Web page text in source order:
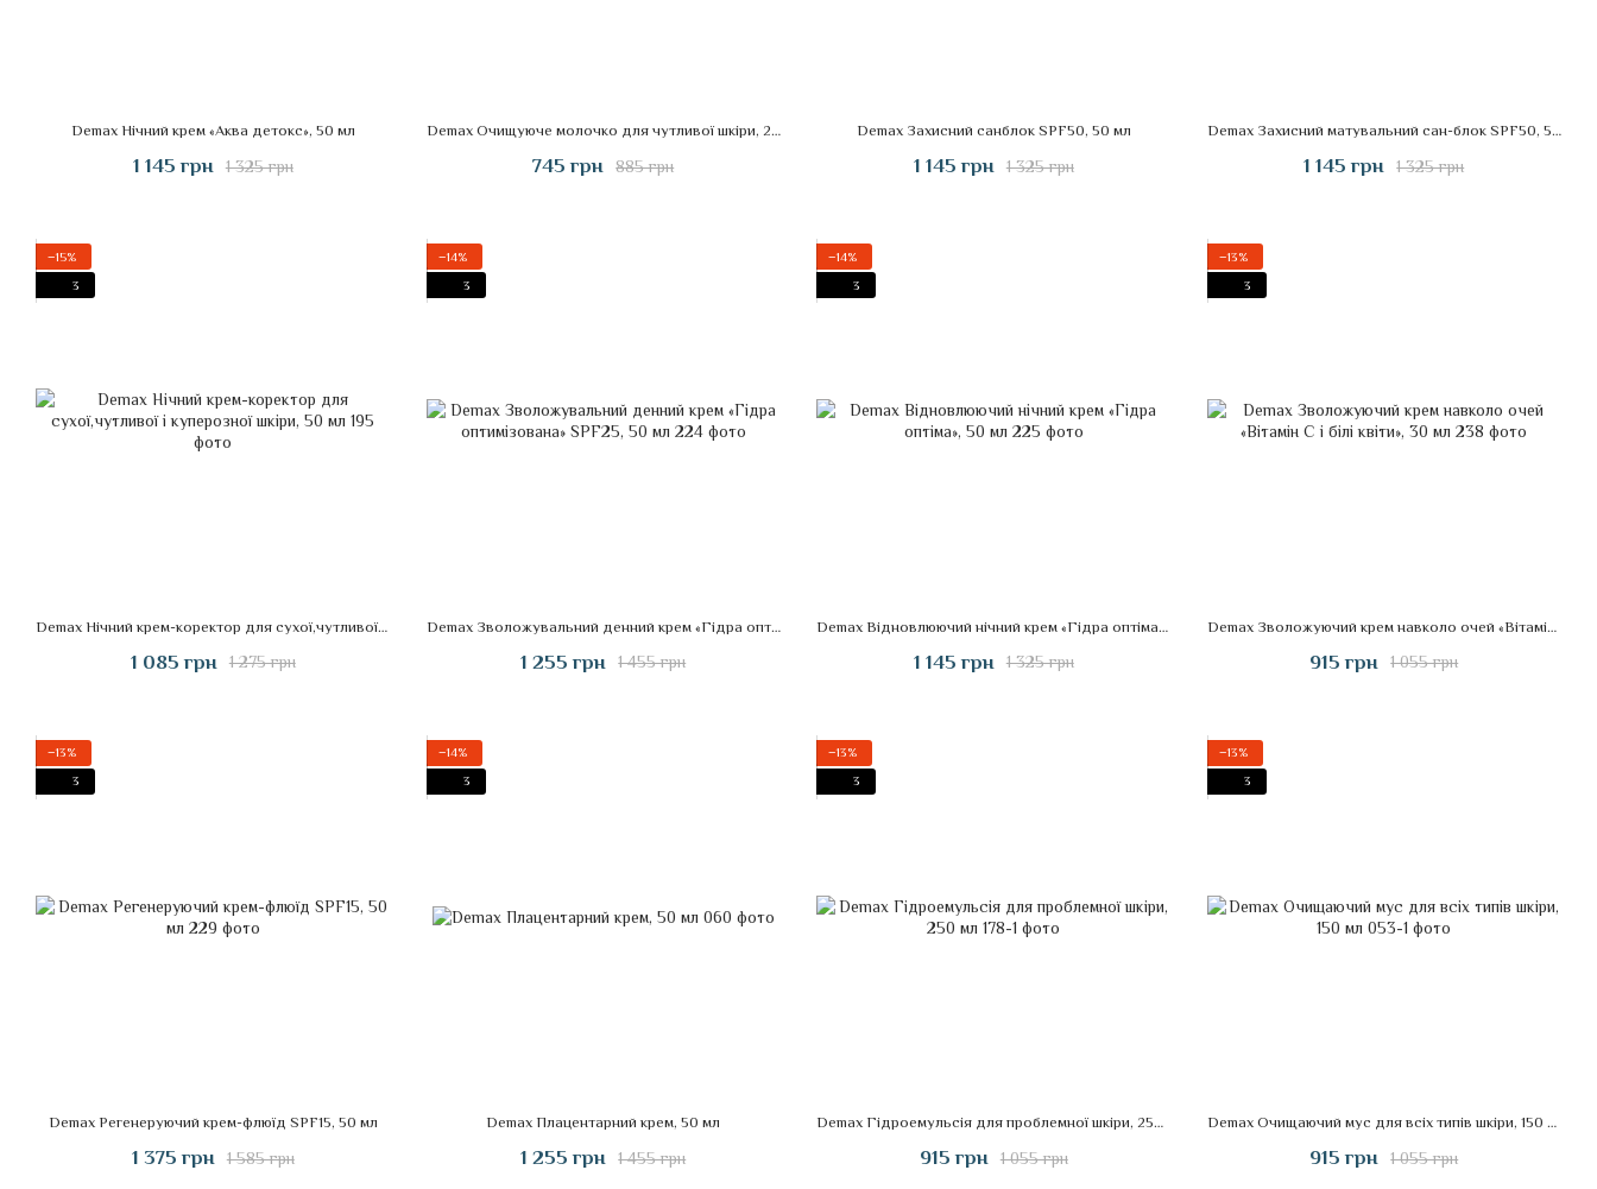
Demax Нічний крем «Аква детокс», 50 мл
1 325 грн
1 145 грн
Demax Очищуюче молочко для чутливої шкіри, 250 мл
885 грн
745 грн
Demax Захисний санблок SPF50, 50 мл
1 325 грн
1 145 грн
Demax Захисний матувальний сан-блок SPF50, 50 мл
1 325 грн
1 145 грн
−15%
3
Demax Нічний крем-коректор для сухої,чутливої і куперозної шкіри, 50 мл
1 275 грн
1 085 грн
−14%
3
Demax Зволожувальний денний крем «Гідра оптимізована» SPF25, 50 мл
1 455 грн
1 255 грн
−14%
3
Demax Відновлюючий нічний крем «Гідра оптіма», 50 мл
1 325 грн
1 145 грн
−13%
3
Demax Зволожуючий крем навколо очей «Вітамін С і білі квіти», 30 мл
1 055 грн
915 грн
−13%
3
Demax Регенеруючий крем-флюїд SPF15, 50 мл
1 585 грн
1 375 грн
−14%
3
Demax Плацентарний крем, 50 мл
1 455 грн
1 255 грн
−13%
3
Demax Гідроемульсія для проблемної шкіри, 250 мл
1 055 грн
915 грн
−13%
3
Demax Очищаючий мус для всіх типів шкіри, 150 мл
1 055 грн
915 грн